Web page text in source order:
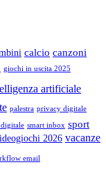
calcio canzoni
giochi in uscita 2025
artificiale
palestra privacy digitale
digitale smart inbox sport
2026 vacanze
email